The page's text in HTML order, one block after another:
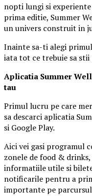
nopti lungi si experiente
prima editie, Summer
un univers construit in
Inainte sa-ti alegi
iata tot ce trebuie sa
Aplicatia Summer Well
tau
Primul lucru pe care
sa descarci aplicatia
si Google Play.
Aici vei gasi programul
zonele de food &
informatiile utile si
notificarile pentru a
importante pe